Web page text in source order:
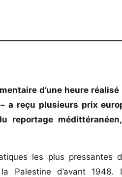
d’une heure réalisé
reçu plusieurs prix
reportage médittéranéen,
les plus pressantes
Palestine d’avant